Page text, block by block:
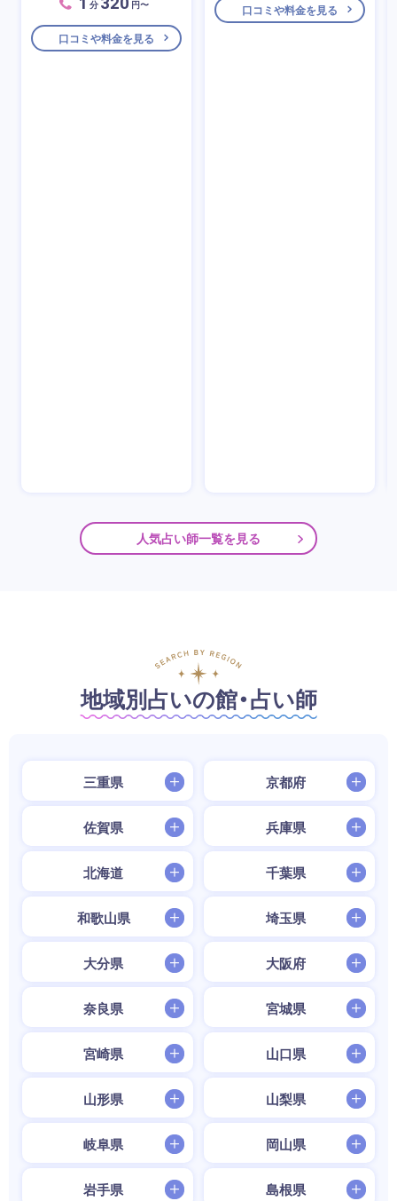
分 円〜
口コミや料金を見る
口コミや料金を見る
人気占い師一覧を見る
地域別占いの館・占い師
三重県 京都府
佐賀県 兵庫県
北海道 千葉県
和歌山県 埼玉県
大分県 大阪府
奈良県 宮城県
宮崎県 山口県
山形県 山梨県
岐阜県 岡山県
岩手県 島根県